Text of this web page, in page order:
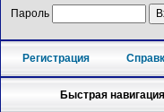
Пароль
Регистрация
Быстрая